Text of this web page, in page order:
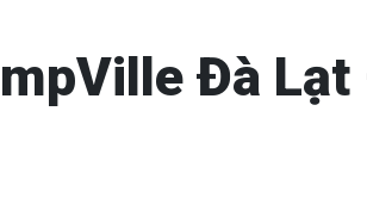
Đà Lạt